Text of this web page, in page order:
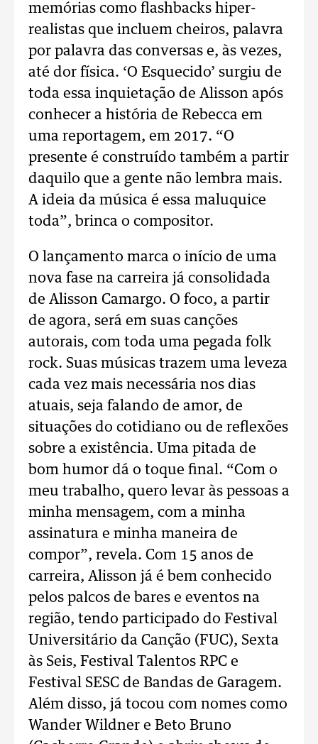
memórias como flashbacks hiper-
realistas que incluem cheiros, palavra
por palavra das conversas e, às vezes,
até dor física. ‘O Esquecido’ surgiu de
toda essa inquietação de Alisson após
conhecer a história de Rebecca em
uma reportagem, em 2017. “O
presente é construído também a partir
daquilo que a gente não lembra mais.
A ideia da música é essa maluquice
toda”, brinca o compositor.
O lançamento marca o início de uma
nova fase na carreira já consolidada
de Alisson Camargo. O foco, a partir
de agora, será em suas canções
autorais, com toda uma pegada folk
rock. Suas músicas trazem uma leveza
cada vez mais necessária nos dias
atuais, seja falando de amor, de
situações do cotidiano ou de reflexões
sobre a existência. Uma pitada de
bom humor dá o toque final. “Com o
meu trabalho, quero levar às pessoas a
minha mensagem, com a minha
assinatura e minha maneira de
compor”, revela. Com 15 anos de
carreira, Alisson já é bem conhecido
pelos palcos de bares e eventos na
região, tendo participado do Festival
Universitário da Canção (FUC), Sexta
às Seis, Festival Talentos RPC e
Festival SESC de Bandas de Garagem.
Além disso, já tocou com nomes como
Wander Wildner e Beto Bruno